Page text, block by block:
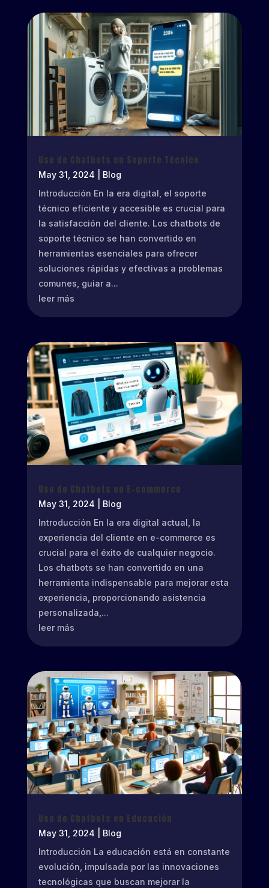
Uso de Chatbots en Soporte Técnico
May 31, 2024
Blog
Introducción En la era digital, el soporte
técnico eficiente y accesible es crucial para
la satisfacción del cliente. Los chatbots de
soporte técnico se han convertido en
herramientas esenciales para ofrecer
soluciones rápidas y efectivas a problemas
comunes, guiar a...
leer más
Uso de Chatbots en E-commerce
May 31, 2024
Blog
Introducción En la era digital actual, la
experiencia del cliente en e-commerce es
crucial para el éxito de cualquier negocio.
Los chatbots se han convertido en una
herramienta indispensable para mejorar esta
experiencia, proporcionando asistencia
personalizada,...
leer más
Uso de Chatbots en Educación
May 31, 2024
Blog
Introducción La educación está en constante
evolución, impulsada por las innovaciones
tecnológicas que buscan mejorar la